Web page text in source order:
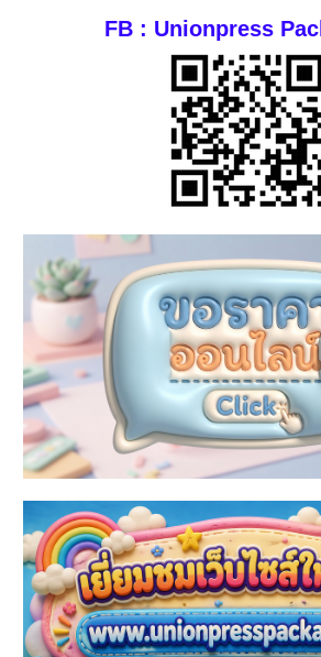
FB : Unionpress